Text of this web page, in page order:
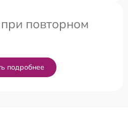
повторном
подробнее